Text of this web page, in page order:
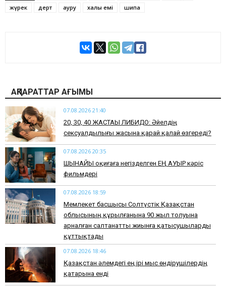
жүрек
дерт ауру халық емі шипа
АҚПАРАТТАР АҒЫМЫ
07.08.2026 21:40
​20, 30, 40 ЖАСТАҒЫ ЛИБИДО: Әйелдің
сексуалдылығы жасына қарай қалай өзгереді?
07.08.2026 20:35
​ШЫНАЙЫ оқиғаға негізделген ЕҢ АУЫР кәріс
фильмдері
07.08.2026 18:59
Мемлекет басшысы Солтүстік Қазақстан
облысының құрылғанына 90 жыл толуына
арналған салтанатты жиынға қатысушыларды
құттықтады
07.08.2026 18:46
Қазақстан әлемдегі ең ірі мыс өндірушілердің
қатарына енді